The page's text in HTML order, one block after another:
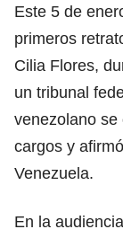
Este 5 de
primeros
Cilia Flores,
un tribunal
venezolano se
cargos y
Venezuela.
En la